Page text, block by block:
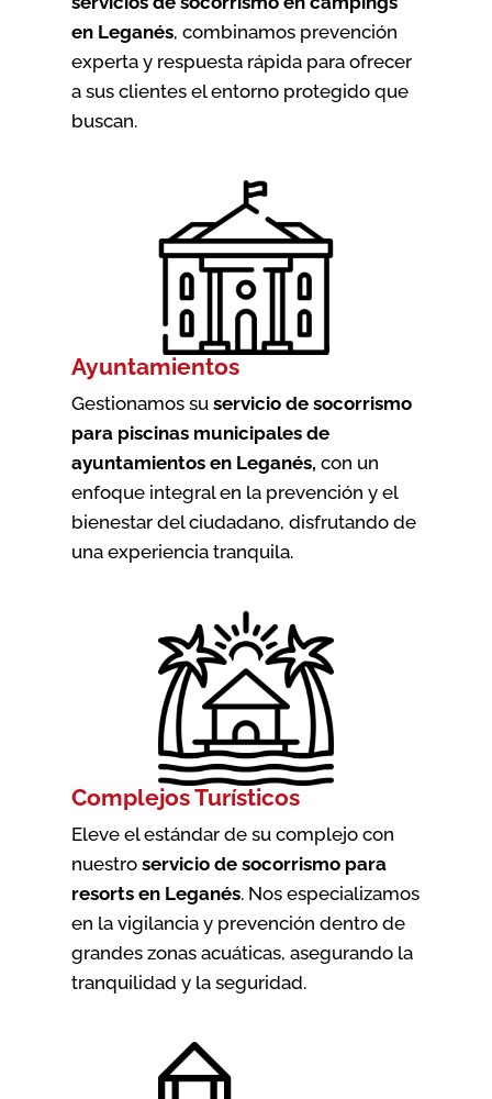
en Leganés, combinamos prevención
experta y respuesta rápida para ofrecer
a sus clientes el entorno protegido que
buscan.
Ayuntamientos
Gestionamos su servicio de socorrismo
para piscinas municipales de
ayuntamientos en Leganés, con un
enfoque integral en la prevención y el
bienestar del ciudadano, disfrutando de
una experiencia tranquila.
Complejos Turísticos
Eleve el estándar de su complejo con
nuestro servicio de socorrismo para
resorts en Leganés. Nos especializamos
en la vigilancia y prevención dentro de
grandes zonas acuáticas, asegurando la
tranquilidad y la seguridad.